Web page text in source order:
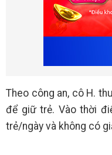
Theo công an, cô H.
để giữ trẻ. Vào thời
trẻ/ngày và không có